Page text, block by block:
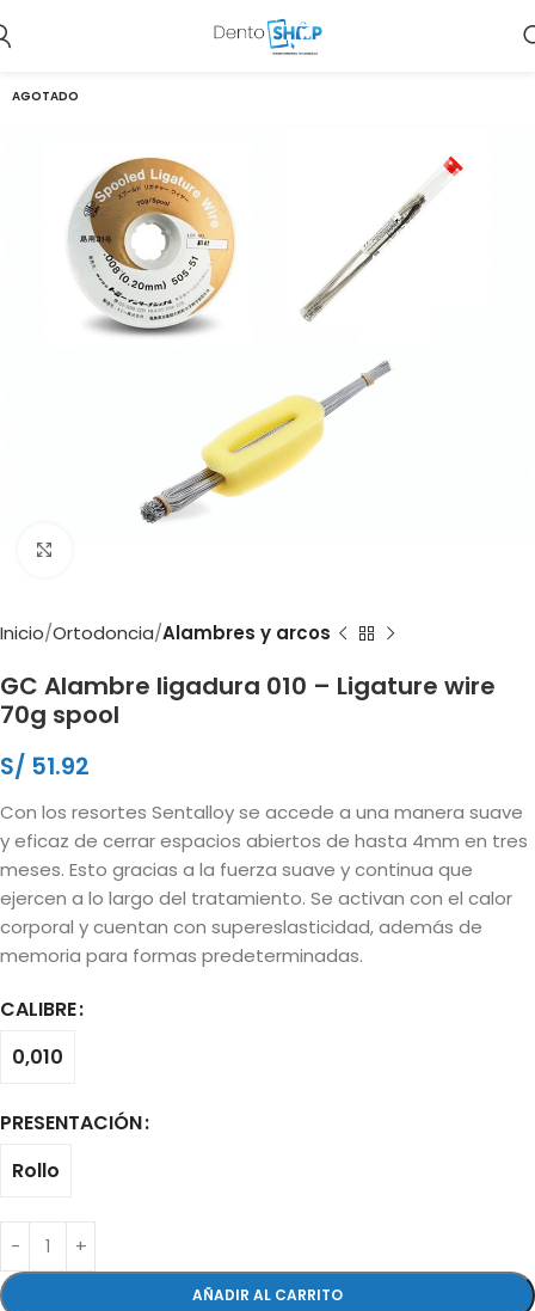
AGOTADO
Inicio Ortodoncia Alambres y arcos
GC Alambre ligadura 010 – Ligature wire
70g spool
S/ 51.92
Con los resortes Sentalloy se accede a una manera suave
y eficaz de cerrar espacios abiertos de hasta 4mm en tres
meses. Esto gracias a la fuerza suave y continua que
ejercen a lo largo del tratamiento. Se activan con el calor
corporal y cuentan con supereslasticidad, además de
memoria para formas predeterminadas.
CALIBRE
0,010
PRESENTACIÓN
Rollo
AÑADIR AL CARRITO